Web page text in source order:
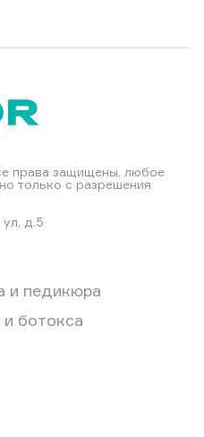
защищены, любое
только с разрешения
д.5
и педикюра
ботокса